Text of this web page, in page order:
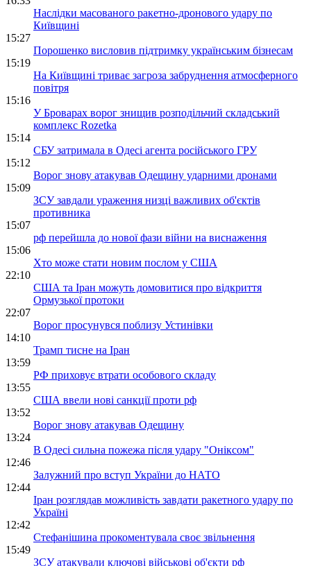
Наслідки масованого ракетно-дронового удару по
Київщині
15:27
Порошенко висловив підтримку українським бізнесам
15:19
На Київщині триває загроза забруднення атмосферного
повітря
15:16
У Броварах ворог знищив розподільчий складський
комплекс Rozetka
15:14
СБУ затримала в Одесі агента російського ГРУ
15:12
Ворог знову атакував Одещину ударними дронами
15:09
ЗСУ завдали ураження низці важливих об'єктів
противника
15:07
рф перейшла до нової фази війни на виснаження
15:06
Хто може стати новим послом у США
22:10
США та Іран можуть домовитися про відкриття
Ормузької протоки
22:07
Ворог просунувся поблизу Устинівки
14:10
Трамп тисне на Іран
13:59
РФ приховує втрати особового складу
13:55
США ввели нові санкції проти рф
13:52
Ворог знову атакував Одещину
13:24
В Одесі сильна пожежа після удару "Оніксом"
12:46
Залужний про вступ України до НАТО
12:44
Іран розглядав можливість завдати ракетного удару по
Україні
12:42
Стефанішина прокоментувала своє звільнення
15:49
ЗСУ атакували ключові військові об'єкти рф